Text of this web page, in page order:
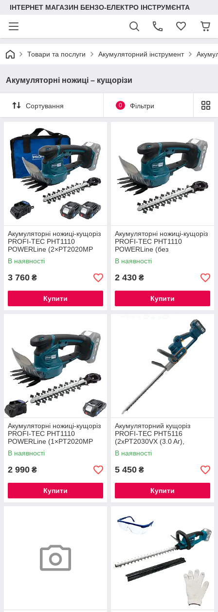
ІНТЕРНЕТ МАГАЗИН БЕНЗО-ЕЛЕКТРО ІНСТРУМЄНТА
Товари та послуги Акумуляторний інструмент
Акумуляторні ножиці – кущорізи
Сортування 0 Фільтри
Акумуляторні ножиці-кущоріз
PROFI-TEC PHT1110
POWERLine (2×PT2020MP
(2.0 Aг), зарядний пристрій)
В наявності
3 760 ₴
Купити
Акумуляторні ножиці-кущоріз
PROFI-TEC PHT1110
POWERLine (без
акумулятора та зарядного
пристрою)
В наявності
2 430 ₴
Купити
Акумуляторні ножиці-кущоріз
PROFI-TEC PHT1110
POWERLine (1×PT2020MP
(2.0 Aг), зарядний пристрій)
В наявності
2 990 ₴
Купити
Акумуляторний кущоріз
PROFI-TEC PHT5116
(2хPT2030VX (3.0 Aг),
зарядний пристрій
В наявності
5 450 ₴
Купити